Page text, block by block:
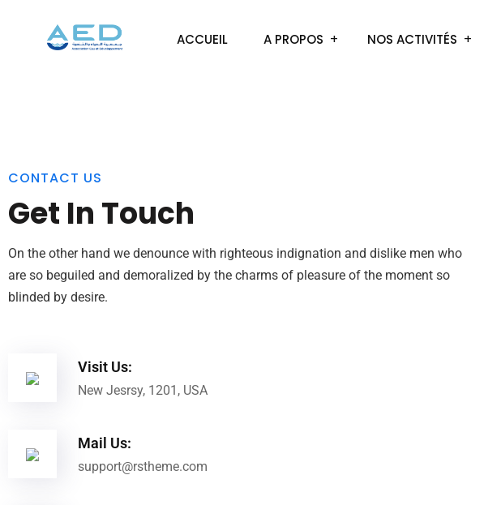
ACCUEIL A PROPOS NOS ACTIVITÉS
CONTACT US
Get In Touch
On the other hand we denounce with righteous indignation and dislike men who
are so beguiled and demoralized by the charms of pleasure of the moment so
blinded by desire.
Visit Us:
New Jesrsy, 1201, USA
Mail Us:
support@rstheme.com